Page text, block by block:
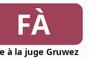
FÀ
à la juge Gruwez